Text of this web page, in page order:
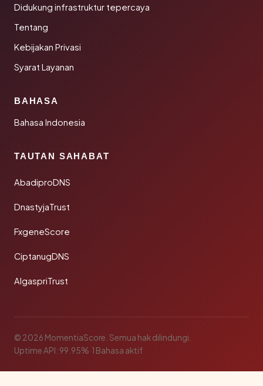
Didukung infrastruktur tepercaya
Tentang
Kebijakan Privasi
Syarat Layanan
BAHASA
Bahasa Indonesia
TAUTAN SAHABAT
AbadiproDNS
DnastyjaTrust
FxgeneScore
CiptanugDNS
AlgaspriTrust
© 2026 MomentiaScore. Semua hak dilindungi.
Uptime API: 99.95%·1 Bahasa aktif